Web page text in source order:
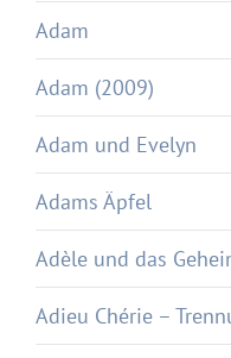
Adam
Adam (2009)
Adam und Evelyn
Adams Äpfel
Adèle und das
Adieu Chérie –